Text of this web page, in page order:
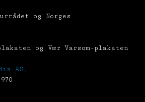
og Norges
og Vær Varsom-plakaten
AS ,